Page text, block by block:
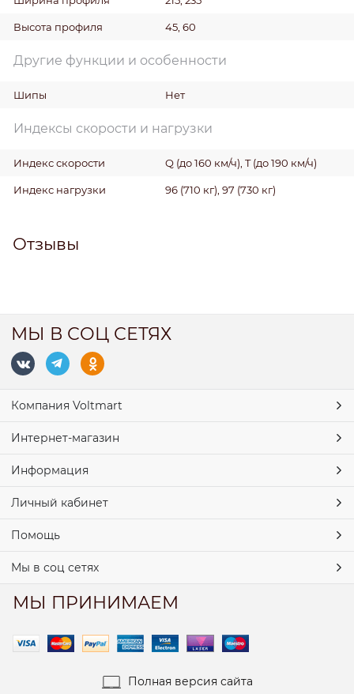
Высота профиля 45, 60
Другие функции и особенности
Шипы Нет
Индексы скорости и нагрузки
Индекс скорости Q (до 160 км/ч), T (до 190 км/ч)
Индекс нагрузки 96 (710 кг), 97 (730 кг)
Отзывы
МЫ В СОЦ СЕТЯХ
Компания Voltmart
Интернет-магазин
Информация
Личный кабинет
Помощь
Мы в соц сетях
МЫ ПРИНИМАЕМ
Полная версия сайта